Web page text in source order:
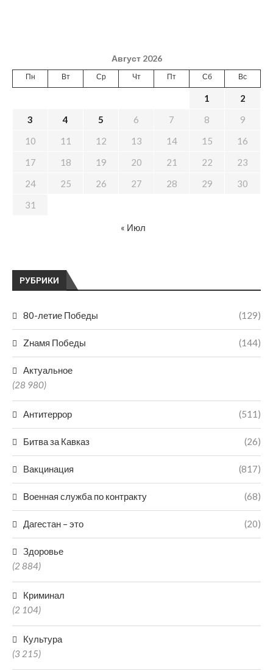
РУБРИКИ
80-летие Победы (129)
Zнамя Победы (144)
Актуальное
(28 980)
Антитеррор (511)
Битва за Кавказ (26)
Вакцинация (817)
Военная служба по контракту (68)
Дагестан – это (20)
Здоровье
(2 884)
Криминал
(2 104)
Культура
(3 215)
Август 2026
Пн Вт Ср Чт Пт Сб Вс
1
2
3
4 5 6 7 8
9
10
11 12 13 14 15
16
17
18 19 20 21 22
23
24
25 26 27 28 29
30
31
« Июл